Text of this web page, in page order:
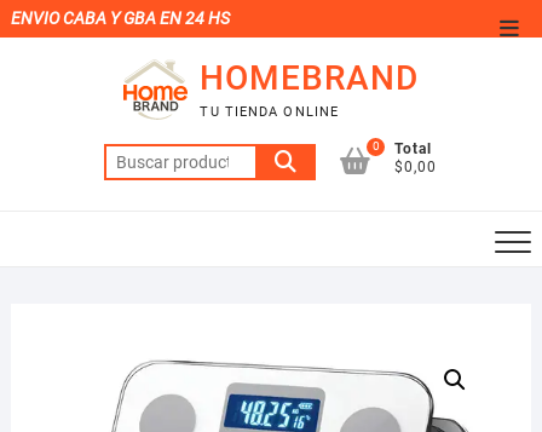
Saltar
al
ENVIO CABA Y GBA EN 24 HS
HOMEBRAND
TU TIENDA ONLINE
Buscar
por:
0
Total
$0,00